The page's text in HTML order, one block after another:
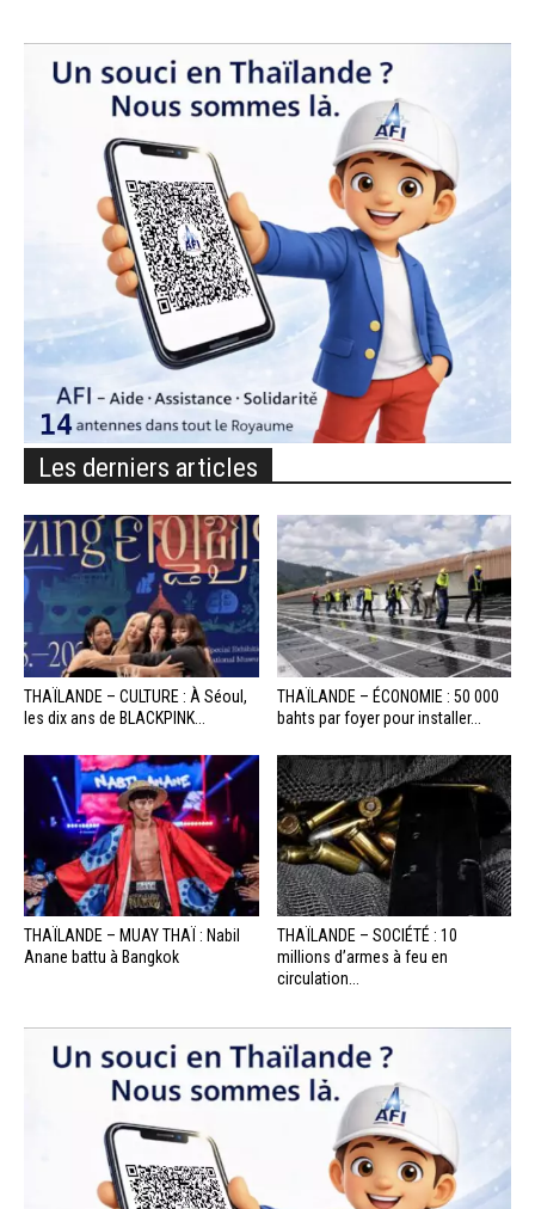
Les derniers articles
THAÏLANDE – CULTURE : À Séoul,
les dix ans de BLACKPINK...
THAÏLANDE – ÉCONOMIE : 50 000
bahts par foyer pour installer...
THAÏLANDE – MUAY THAÏ : Nabil
Anane battu à Bangkok
THAÏLANDE – SOCIÉTÉ : 10
millions d’armes à feu en
circulation...